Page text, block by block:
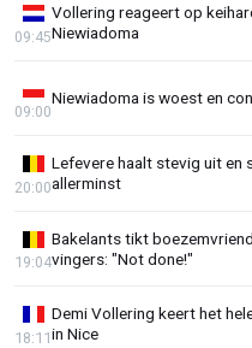
Vollering reageert op
Niewiadoma
09:45
Niewiadoma is woest en
09:00
Lefevere haalt stevig uit en
allerminst
20:00
Bakelants tikt
vingers: "Not done!"
19:04
Demi Vollering keert het
in Nice
18:11